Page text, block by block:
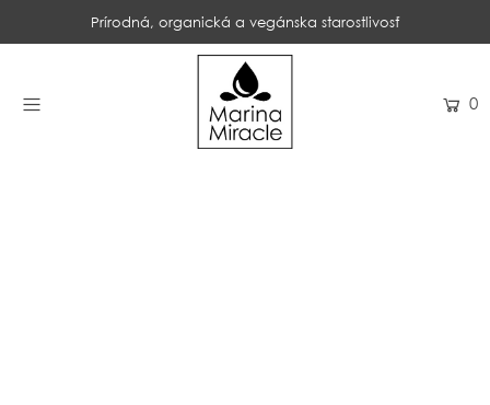
Prírodná, organická a vegánska starostlivosť
0
DOMOV